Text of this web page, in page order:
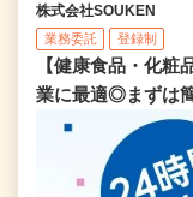
株式会社SOUKEN
業務委託 登録制
【健康食品・化粧
業に最適◎まずは